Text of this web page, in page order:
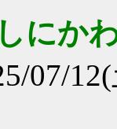
にか
07/